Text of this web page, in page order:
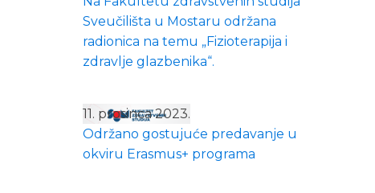
Sveučilišta u Mostaru održana
radionica na temu „Fizioterapija i
zdravlje glazbenika“.
11. prosinca 2023.
Održano gostujuće predavanje u
okviru Erasmus+ programa